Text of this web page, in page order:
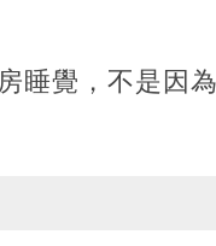
睡覺，不是因